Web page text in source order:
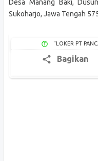
Desa Manang Baki,
Sukoharjo, Jawa Tengah
"LOKER PT
Bagikan